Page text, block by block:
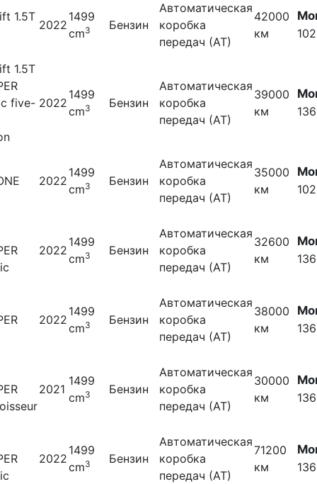
1.5T
2022
1499
cm3 Бензин
Автоматическая
коробка
передач (АТ)
42000
км
1.5T
five- 2022
1499
cm3 Бензин
Автоматическая
коробка
передач (АТ)
39000
км
2022
1499
cm3 Бензин
Автоматическая
коробка
передач (АТ)
35000
км
2022
1499
cm3 Бензин
Автоматическая
коробка
передач (АТ)
32600
км
2022
1499
cm3 Бензин
Автоматическая
коробка
передач (АТ)
38000
км
2021
1499
cm3 Бензин
Автоматическая
коробка
передач (АТ)
30000
км
2022
1499
cm3 Бензин
Автоматическая
коробка
передач (АТ)
71200
км